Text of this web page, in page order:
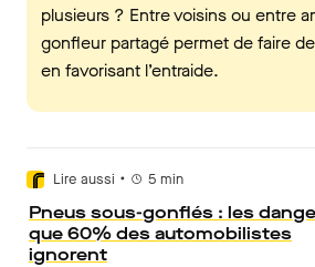
plusieurs ? Entre voisins ou entre
gonfleur partagé permet de faire
en favorisant l’entraide.
Lire aussi • 5 min
Pneus sous-gonflés : les
que 60% des automobilistes
ignorent